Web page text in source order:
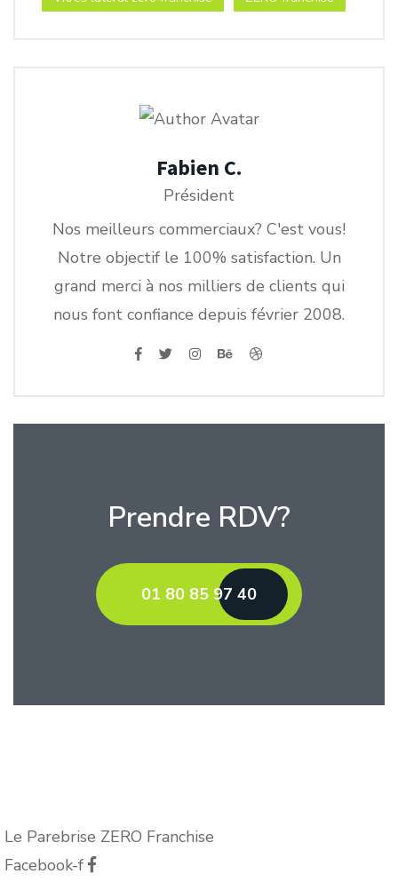
Fabien C.
Président
Nos meilleurs commerciaux? C'est vous!
Notre objectif le 100% satisfaction. Un
grand merci à nos milliers de clients qui
nous font confiance depuis février 2008.
Prendre RDV?
01 80 85 97 40
Le Parebrise ZERO Franchise
Facebook-f